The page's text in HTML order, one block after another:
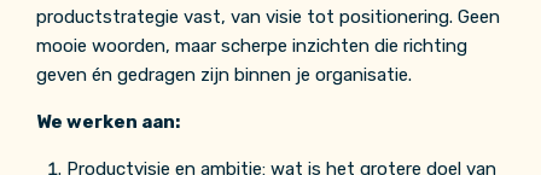
productstrategie vast, van visie tot positionering. Geen
mooie woorden, maar scherpe inzichten die richting
geven én gedragen zijn binnen je organisatie.
We werken aan:
Productvisie en ambitie: wat is het grotere doel van